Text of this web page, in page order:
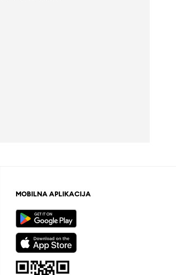
MOBILNA APLIKACIJA